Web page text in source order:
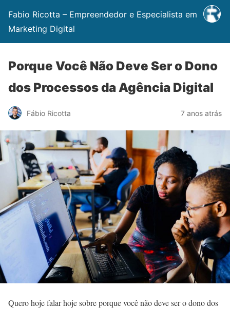
Fabio Ricotta – Empreendedor e Especialista em
Marketing Digital
Porque Você Não Deve Ser o Dono
dos Processos da Agência Digital
Fábio Ricotta 7 anos atrás
Quero hoje falar hoje sobre porque você não deve ser o dono dos